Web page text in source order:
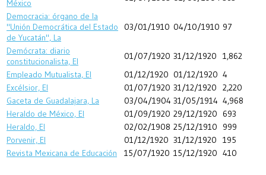
México
Democracia: órgano de la
"Unión Democrática del Estado
de Yucatán", La
03/01/1910 04/10/1910 97
Demócrata: diario
constitucionalista, El
01/07/1920 31/12/1920
1,862
Empleado Mutualista, El
01/12/1920 01/12/1920 4
Excélsior, El
01/07/1920 31/12/1920
2,220
Gaceta de Guadalajara, La
03/04/1904 31/05/1914 4,968
Heraldo de México, El
01/09/1920 29/12/1920 693
Heraldo, El
02/02/1908 25/12/1910
999
Porvenir, El
01/12/1920 31/12/1920
195
Revista Mexicana de Educación
15/07/1920 15/12/1920 410